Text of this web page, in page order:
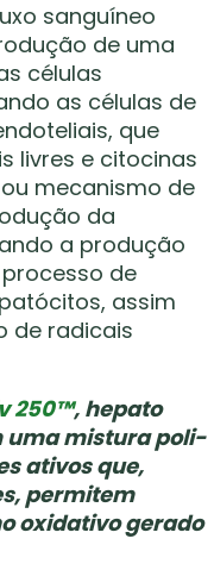
sanguíneo
de uma
células
as células de
que
livres e citocinas
mecanismo de
da
a produção
de
assim
de radicais
250™, hepato
uma mistura poli-
ativos que,
permitem
oxidativo gerado